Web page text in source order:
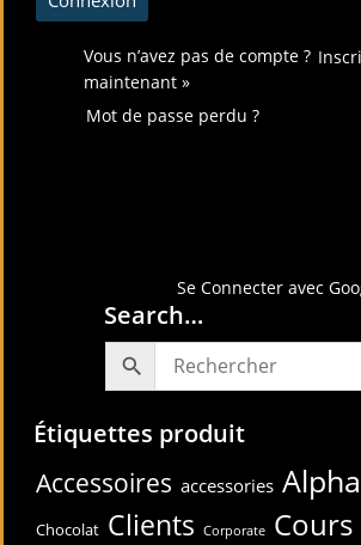
Vous n’avez pas de compte ?
maintenant »
Mot de passe perdu ?
Se Connecter avec
Search…
Étiquettes produit
Accessoires accessories
Chocolat Clients Corporate Cours